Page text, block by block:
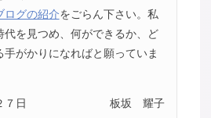
ログの紹介をごらん下さい。私
代を見つめ、何ができるか、ど
手がかりになればと願っていま
７日 板坂 耀子